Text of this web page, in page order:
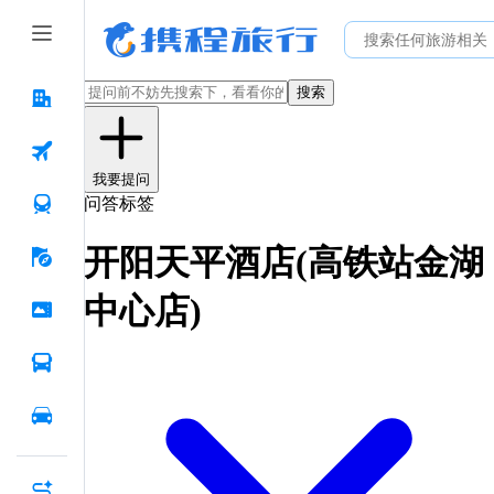
搜索
我要提问
问答标签
开阳天平酒店(高铁站金湖
中心店)